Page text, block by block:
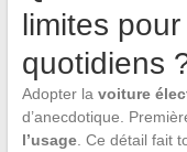
limites
quotidiens
Adopter la voiture
d’anecdotique.
l’usage. Ce détail fait